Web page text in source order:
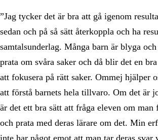
”Jag tycker det är bra att gå igenom
sedan och på så sätt återkoppla och ha
samtalsunderlag. Många barn är blyga
prata om svåra saker och då blir det en
att fokusera på rätt saker. Ommej hjälper
att förstå barnets hela tillvaro. Om det är
är det ett bra sätt att fråga eleven om man
och prata med deras lärare om det. Min
inte har något emot att man tar deras